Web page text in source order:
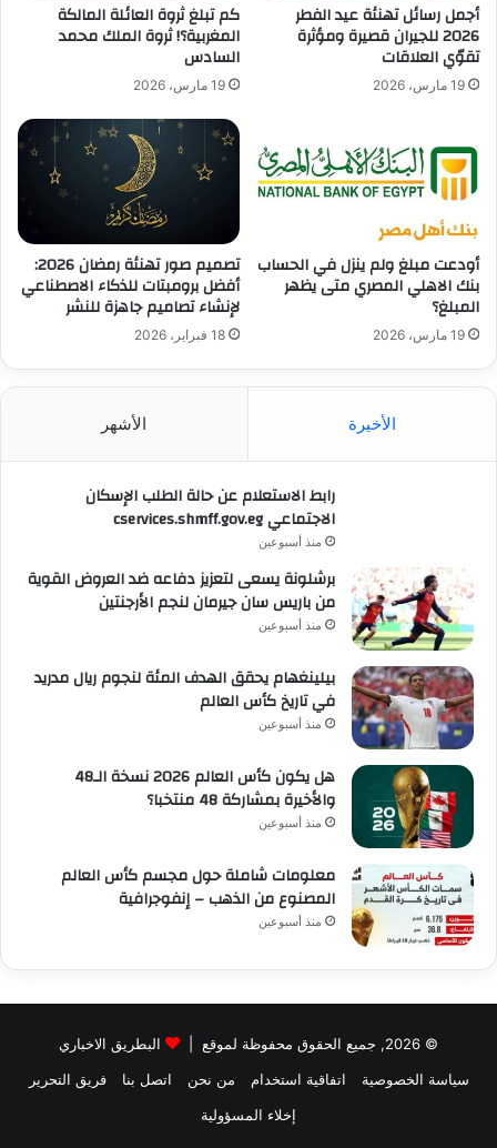
أجمل رسائل تهنئة عيد الفطر
2026 للجيران قصيرة ومؤثرة
تقوّي العلاقات
19 مارس، 2026
كم تبلغ ثروة العائلة المالكة
المغربية؟! ثروة الملك محمد
السادس
19 مارس، 2026
أودعت مبلغ ولم ينزل في الحساب
بنك الاهلي المصري متى يظهر
المبلغ؟
19 مارس، 2026
تصميم صور تهنئة رمضان 2026:
أفضل برومبتات للذكاء الاصطناعي
لإنشاء تصاميم جاهزة للنشر
18 فبراير، 2026
الأخيرة الأشهر
رابط الاستعلام عن حالة الطلب الإسكان
الاجتماعي cservices.shmff.gov.eg
منذ أسبوعين
برشلونة يسعى لتعزيز دفاعه ضد العروض القوية
من باريس سان جيرمان لنجم الأرجنتين
منذ أسبوعين
بيلينغهام يحقق الهدف المئة لنجوم ريال مدريد
في تاريخ كأس العالم
منذ أسبوعين
هل يكون كأس العالم 2026 نسخة الـ48
والأخيرة بمشاركة 48 منتخبا؟
منذ أسبوعين
معلومات شاملة حول مجسم كأس العالم
المصنوع من الذهب – إنفوجرافية
منذ أسبوعين
© 2026, جميع الحقوق محفوظة لموقع |
البطريق الاخباري
سياسة الخصوصية
اتفاقية استخدام من نحن اتصل بنا
فريق التحرير
إخلاء المسؤولية